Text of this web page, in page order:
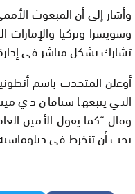
وأشار إلى أن المبعوث
وسويسرا وتركيا والإمارات
تشارك بشكل مباشر في إدارة
أوعلن المتحدث باسم
التي يتبعها ستافان دي
وقال “كما يقول الأمين
يجب أن تنخرط في